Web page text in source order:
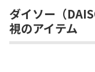
ダイソー（
視のアイテム